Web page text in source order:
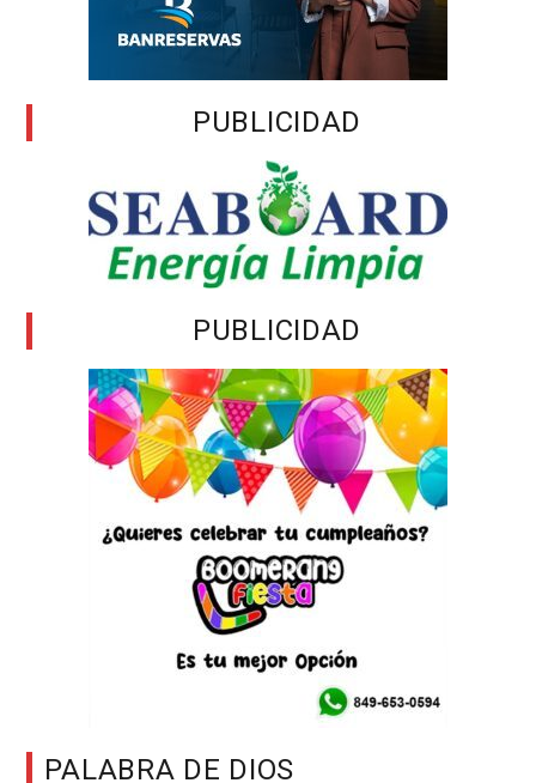
PUBLICIDAD
PUBLICIDAD
PALABRA DE DIOS